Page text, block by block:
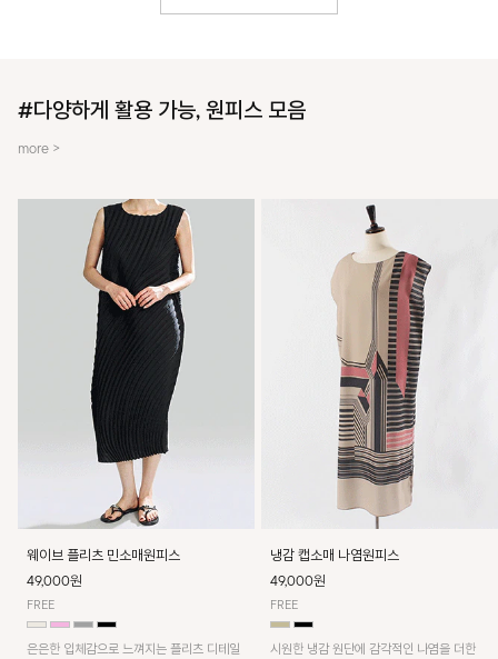
#다양하게 활용 가능, 원피스 모음
more >
웨이브 플리츠 민소매원피스
49,000원
FREE
은은한 입체감으로 느껴지는 플리츠 디테일
냉감 캡소매 나염원피스
49,000원
FREE
시원한 냉감 원단에 감각적인 나염을 더한